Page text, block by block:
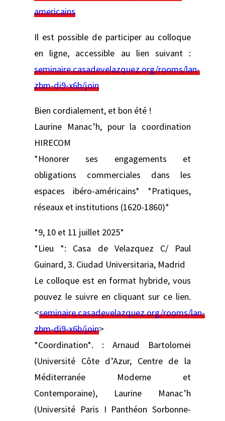
americains
Il est possible de participer au colloque
en ligne, accessible au lien suivant :
seminaire.casadevelazquez.org/rooms/lan-
zbm-di9-x6b/join
Bien cordialement, et bon été !
Laurine Manac’h, pour la coordination
HIRECOM
*Honorer ses engagements et
obligations commerciales dans les
espaces ibéro-américains* *Pratiques,
réseaux et institutions (1620-1860)*
*9, 10 et 11 juillet 2025*
*Lieu *: Casa de Velazquez C/ Paul
Guinard, 3. Ciudad Universitaria, Madrid
Le colloque est en format hybride, vous
pouvez le suivre en cliquant sur ce lien.
<seminaire.casadevelazquez.org/rooms/lan-
zbm-di9-x6b/join>
*Coordination*. : Arnaud Bartolomei
(Université Côte d’Azur, Centre de la
Méditerranée Moderne et
Contemporaine), Laurine Manac’h
(Université Paris I Panthéon Sorbonne-